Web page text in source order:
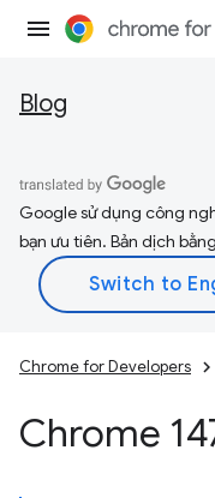
Blog
Google sử dụng công
bạn ưu tiên. Bản dịch
Chrome for Developers
Chrome